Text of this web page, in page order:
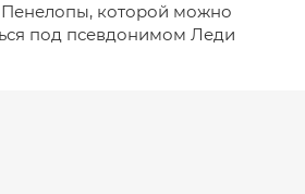
которой можно
под псевдонимом Леди